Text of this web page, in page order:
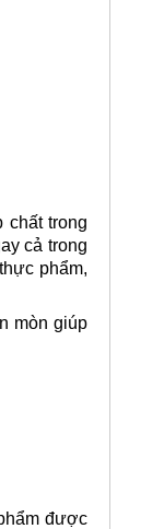
chất trong
cả trong
phẩm,
mòn giúp
được